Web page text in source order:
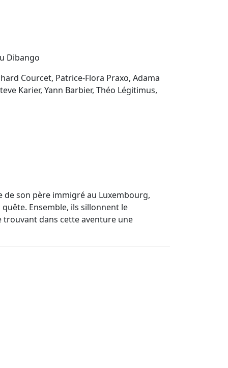
Dibango
Courcet, Patrice-Flora Praxo, Adama
Karier, Yann Barbier, Théo Légitimus,
de son père immigré au Luxembourg,
Ensemble, ils sillonnent le
trouvant dans cette aventure une